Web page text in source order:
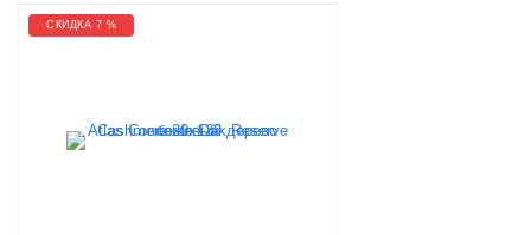
МРАМОР МАТОВЫЙ
СКИДКА 7 %